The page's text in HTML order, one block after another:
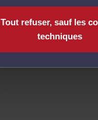
Tout refuser, sauf les
techniques